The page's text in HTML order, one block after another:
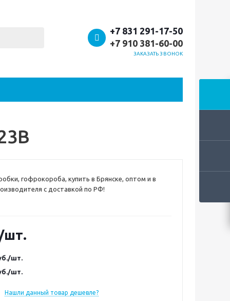
+7 831 291-17-50
+7 910 381-60-00
ЗАКАЗАТЬ ЗВОНОК
гофрокороба, купить в Брянске, оптом и в
с доставкой по РФ!
шт.
/шт.
/шт.
Нашли данный товар дешевле?